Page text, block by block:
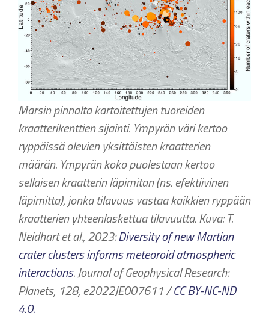
Marsin pinnalta kartoitettujen tuoreiden
kraatterikenttien sijainti. Ympyrän väri kertoo
ryppäissä olevien yksittäisten kraatterien
määrän. Ympyrän koko puolestaan kertoo
sellaisen kraatterin läpimitan (ns. efektiivinen
läpimitta), jonka tilavuus vastaa kaikkien ryppään
kraatterien yhteenlaskettua tilavuutta. Kuva: T.
Neidhart et al., 2023:Diversity of new Martian
crater clusters informs meteoroid atmospheric
interactions. Journal of Geophysical Research:
Planets, 128, e2022JE007611/CC BY-NC-ND
4.0.